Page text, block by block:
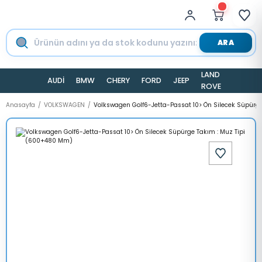
ARA
AUDİ BMW CHERY FORD JEEP
LAND
ROVER
Anasayfa VOLKSWAGEN Volkswagen Golf6-Jetta-Passat 10> Ön Silecek